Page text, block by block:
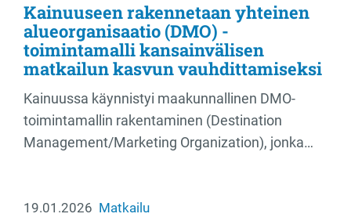
Kainuuseen rakennetaan yhteinen
alueorganisaatio (DMO) -
toimintamalli kansainvälisen
matkailun kasvun vauhdittamiseksi
Kainuussa käynnistyi maakunnallinen DMO-
toimintamallin rakentaminen (Destination
Management/Marketing Organization), jonka…
19.01.2026 Matkailu